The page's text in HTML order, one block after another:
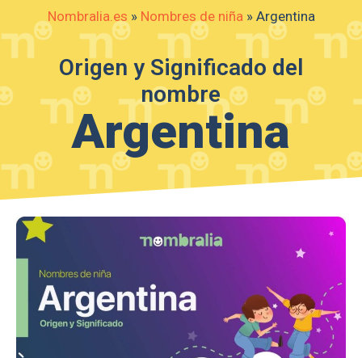
Nombralia.es » Nombres de niña » Argentina
Origen y Significado del
nombre
Argentina